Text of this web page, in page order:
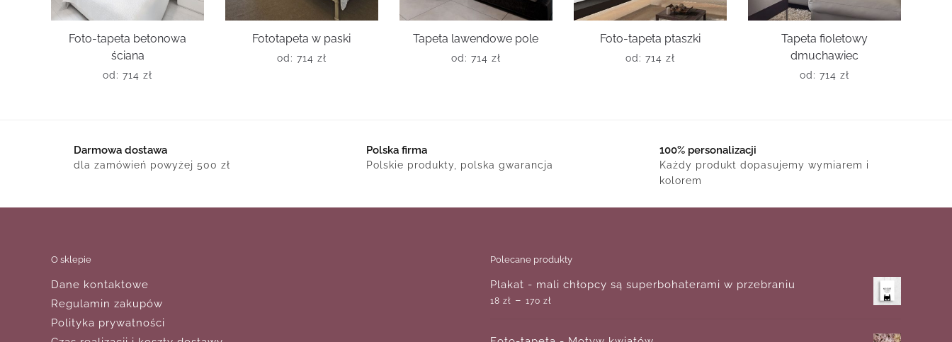
Foto-tapeta betonowa
ściana
od: 714 zł
Fototapeta w paski
od: 714 zł
Tapeta lawendowe pole
od: 714 zł
Foto-tapeta ptaszki
od: 714 zł
Tapeta fioletowy
dmuchawiec
od: 714 zł
Darmowa dostawa
dla zamówień powyżej 500 zł
Polska firma
Polskie produkty, polska gwarancja
100% personalizacji
Każdy produkt dopasujemy wymiarem i
kolorem
O sklepie
Dane kontaktowe
Regulamin zakupów
Polityka prywatności
Polecane produkty
Plakat - mali chłopcy są superbohaterami w przebraniu
18 zł – 170 zł